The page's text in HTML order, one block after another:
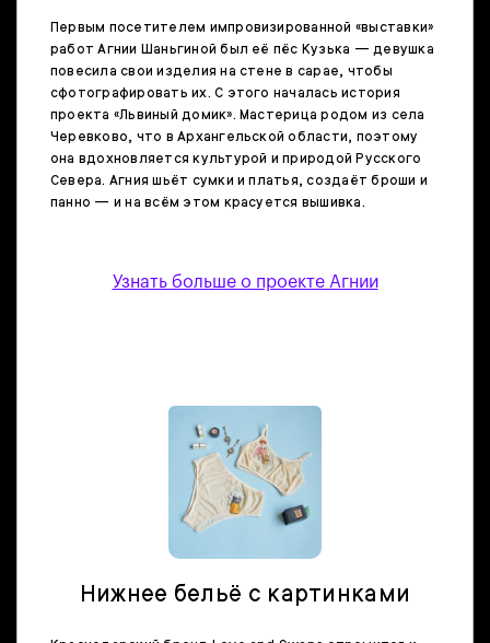
Первым посетителем импровизированной «выставки»
работ Агнии Шаньгиной был её пёс Кузька — девушка
повесила свои изделия на стене в сарае, чтобы
сфотографировать их. С этого началась история
проекта «Львиный домик». Мастерица родом из села
Черевково, что в Архангельской области, поэтому
она вдохновляется культурой и природой Русского
Севера. Агния шьёт сумки и платья, создаёт броши и
панно — и на всём этом красуется вышивка.
Узнать больше о проекте Агнии
Нижнее бельё с картинками